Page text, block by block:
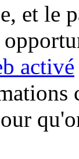
et le
activé